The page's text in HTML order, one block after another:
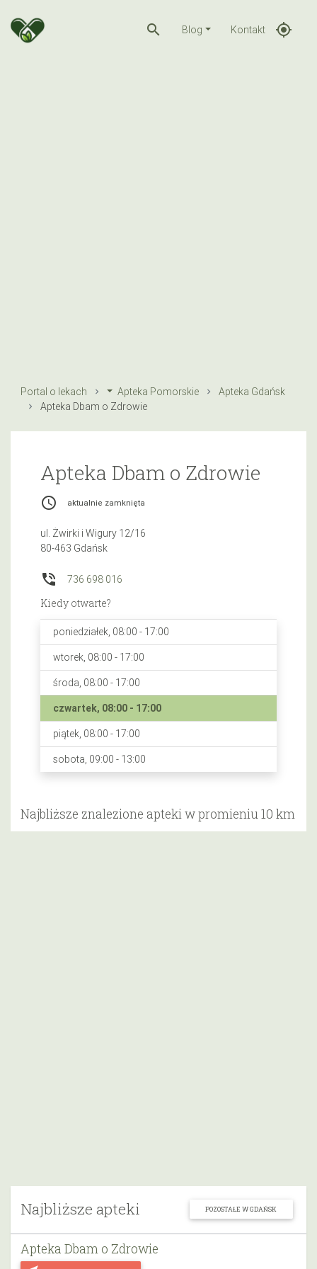
search Blog Kontakt gps_fixed
Portal o lekach Apteka Pomorskie
Apteka Gdańsk
Apteka Dbam o Zdrowie
Najbliższe apteki POZOSTAŁE W GDAŃSK
Apteka Dbam o Zdrowie
Apteka Dbam o Zdrowie
access_time aktualnie zamknięta
ul. Żwirki i Wigury 12/16
80-463 Gdańsk
phone_in_talk 736 698 016
Kiedy otwarte?
poniedziałek, 08:00 - 17:00
wtorek, 08:00 - 17:00
środa, 08:00 - 17:00
czwartek, 08:00 - 17:00
piątek, 08:00 - 17:00
sobota, 09:00 - 13:00
Najbliższe znalezione apteki w promieniu 10 km